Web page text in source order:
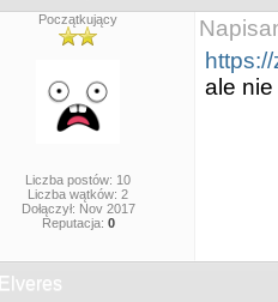
Początkujący
Liczba postów: 10
Liczba wątków: 2
Dołączył: Nov 2017
Reputacja: 0
ale nie
Elveres